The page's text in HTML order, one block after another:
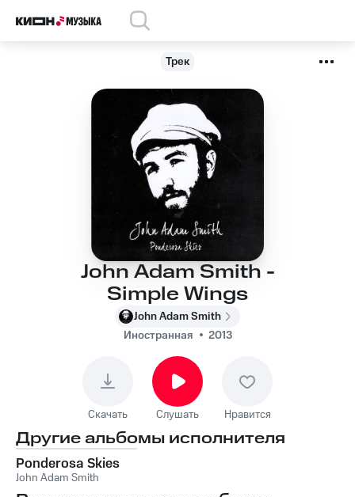
Трек
John Adam Smith -
Simple Wings
John Adam Smith
Иностранная
2013
Скачать Слушать Нравится
Другие альбомы исполнителя
Ponderosa Skies
John Adam Smith